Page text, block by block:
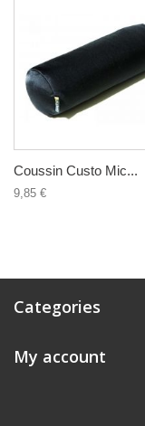
Coussin Custo Mic...
9,85 €
Categories
My account